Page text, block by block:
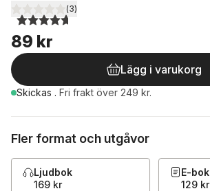
4,7utav 5 stjärnor. Totalt antal röster:
(3)
89 kr
Lägg i varukorg
Skickas . Fri frakt över 249 kr.
Fler format och utgåvor
Ljudbok
169 kr
E-bok
129 kr